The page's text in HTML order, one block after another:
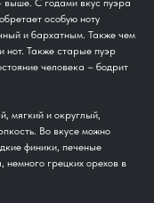
выше. С годами вкус пуэра
особую ноту
и бархатным. Также чем
нот. Также старые пуэр
человека – бодрит
мягкий и округлый,
Во вкусе можно
финики, печеные
грецких орехов в